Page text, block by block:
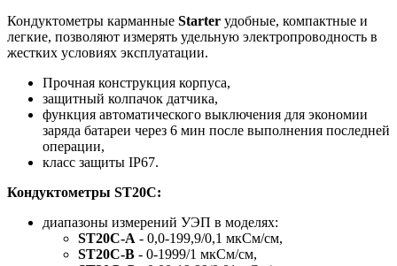
Кондуктометры карманные Starter удобные, компактные и
легкие, позволяют измерять удельную электропроводность в
жестких условиях эксплуатации.
Прочная конструкция корпуса,
защитный колпачок датчика,
функция автоматического выключения для экономии
заряда батареи через 6 мин после выполнения последней
операции,
класс защиты IP67.
Кондуктометры ST20C:
диапазоны измерений УЭП в моделях:
ST20C-A - 0,0-199,9/0,1 мкСм/см,
ST20C-B - 0-1999/1 мкСм/см,